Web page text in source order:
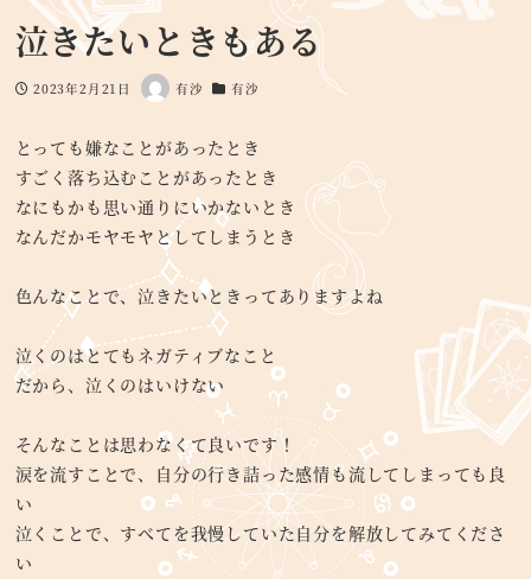
泣きたいときもある
投稿日
2023年2月21日
著
有沙
カテゴリー
有沙
とっても嫌なことがあったとき
すごく落ち込むことがあったとき
なにもかも思い通りにいかないとき
なんだかモヤモヤとしてしまうとき
色んなことで、泣きたいときってありますよね
泣くのはとてもネガティブなこと
だから、泣くのはいけない
そんなことは思わなくて良いです！
涙を流すことで、自分の行き詰った感情も流してしまっても良
い
泣くことで、すべてを我慢していた自分を解放してみてくださ
い